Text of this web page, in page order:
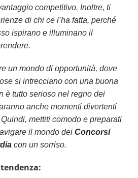
competitivo. Inoltre, ti
di chi ce l’ha fatta, perché
ispirano e illuminano il
un mondo di opportunità, dove
si intrecciano con una buona
è tutto serioso nel regno dei
anche momenti divertenti
mettiti comodo e preparati
il mondo dei Concorsi
con un sorriso.